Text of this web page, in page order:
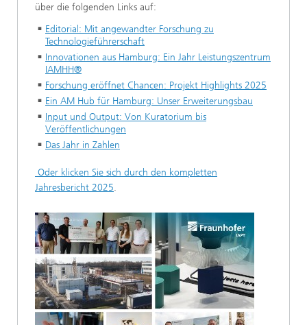
über die folgenden Links auf:
Editorial: Mit angewandter Forschung zu
Technologieführerschaft
Innovationen aus Hamburg: Ein Jahr Leistungszentrum
IAMHH®
Forschung eröffnet Chancen: Projekt Highlights 2025
Ein AM Hub für Hamburg: Unser Erweiterungsbau
Input und Output: Von Kuratorium bis
Veröffentlichungen
Das Jahr in Zahlen
Oder klicken Sie sich durch den kompletten
Jahresbericht 2025.